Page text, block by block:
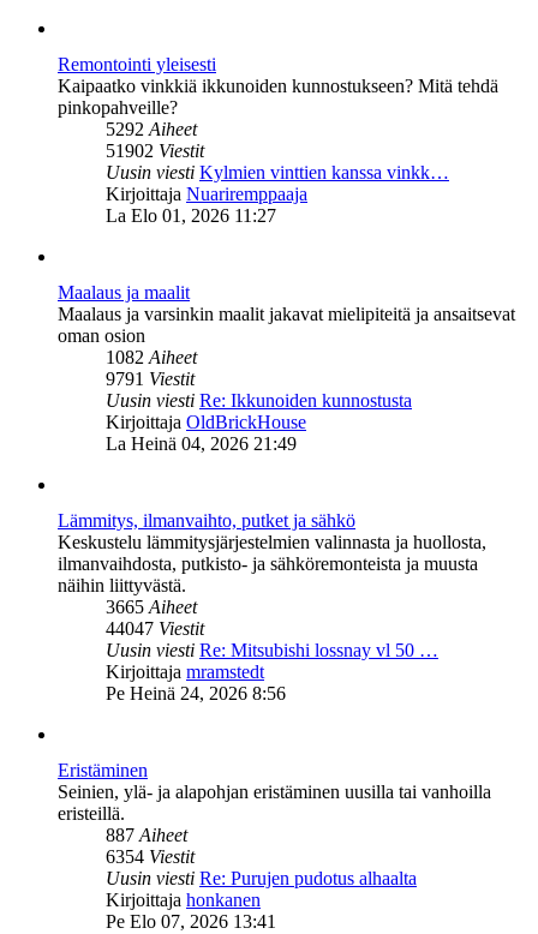
Remontointi yleisesti
Kaipaatko vinkkiä ikkunoiden kunnostukseen? Mitä tehdä
pinkopahveille?
5292Aiheet
51902 Viestit
Uusin viesti Kylmien vinttien kanssa vinkk…
Kirjoittaja Nuariremppaaja
La Elo 01, 2026 11:27
Maalaus ja maalit
Maalaus ja varsinkin maalit jakavat mielipiteitä ja ansaitsevat
oman osion
1082Aiheet
9791 Viestit
Uusin viesti Re: Ikkunoiden kunnostusta
Kirjoittaja OldBrickHouseNäytä
La Heinä 04, 2026 21:49
Lämmitys, ilmanvaihto, putket ja sähkö
Keskustelu lämmitysjärjestelmien valinnasta ja huollosta,
ilmanvaihdosta, putkisto- ja sähköremonteista ja muusta
näihin liittyvästä.
3665Aiheet
44047 Viestit
Uusin viesti Re: Mitsubishi lossnay vl 50 …
Kirjoittaja mramstedtNäytä
uusin
Pe Heinä 24, 2026 8:56
Eristäminen
Seinien, ylä- ja alapohjan eristäminen uusilla tai vanhoilla
eristeillä.
887Aiheet
6354 Viestit
Uusin viesti Re: Purujen pudotus alhaalta
Kirjoittaja honkanen
uusin
Pe Elo 07, 2026 13:41